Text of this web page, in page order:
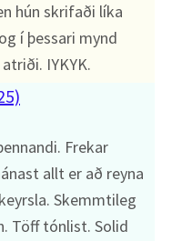
hún skrifaði líka
í þessari mynd
IYKYK.
Frekar
allt er að reyna
Skemmtileg
Töff tónlist. Solid